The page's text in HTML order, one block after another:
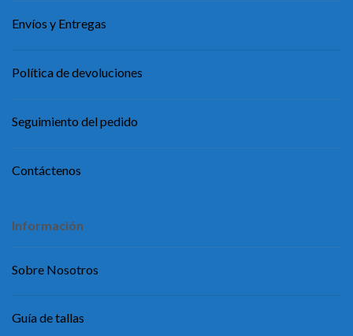
Envíos y Entregas
Política de devoluciones
Seguimiento del pedido
Contáctenos
Información
Sobre Nosotros
Guía de tallas